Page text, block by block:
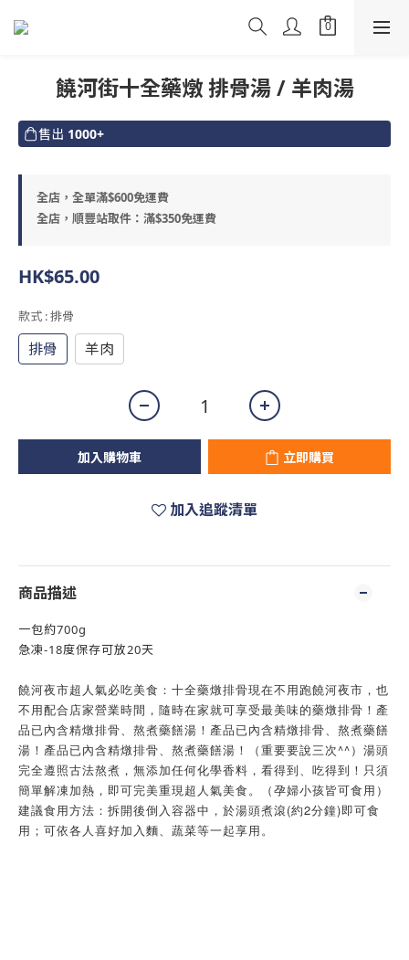
饒河街十全藥燉 排骨湯 / 羊肉湯
售出 1000+
全店，全單滿$600免運費
全店，順豐站取件：滿$350免運費
HK$65.00
款式 : 排骨
排骨 羊肉
加入購物車 立即購買
加入追蹤清單
商品描述
一包約700g
急凍-18度保存可放20天
饒河夜市超人氣必吃美食：十全藥燉排骨現在不用跑饒河夜市，也
不用配合店家營業時間，隨時在家就可享受最美味的藥燉排骨！產
品已內含精燉排骨、熬煮藥饍湯！產品已內含精燉排骨、熬煮藥饍
湯！產品已內含精燉排骨、熬煮藥饍湯！（重要要說三次^^）湯頭
完全遵照古法熬煮，無添加任何化學香料，看得到、吃得到！只須
簡單解凍加熱，即可完美重現超人氣美食。（孕婦小孩皆可食用）
建議食用方法：拆開後倒入容器中，於湯頭煮滾(約2分鐘)即可食
用；可依各人喜好加入麵、蔬菜等一起享用。